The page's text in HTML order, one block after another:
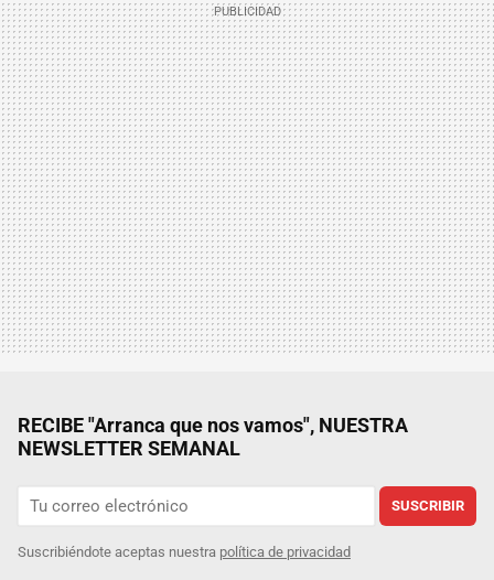
RECIBE "Arranca que nos vamos", NUESTRA
NEWSLETTER SEMANAL
SUSCRIBIR
Suscribiéndote aceptas nuestra política de privacidad